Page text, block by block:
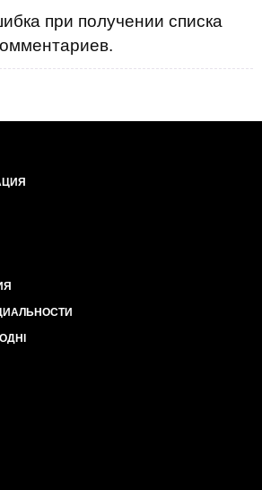
при получении списка